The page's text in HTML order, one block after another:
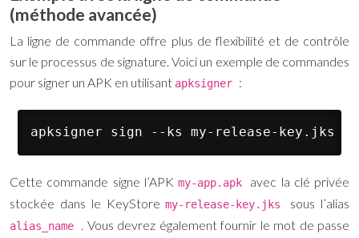
(méthode avancée)
La ligne de commande offre plus de flexibilité et de contrôle
sur le processus de signature. Voici un exemple de commandes
pour signer un APK en utilisant apksigner :
apksigner sign --ks my-release-key.jks --
Cette commande signe l’APK my-app.apk avec la clé privée
stockée dans le KeyStoremy-release-key.jks sous l’alias
alias_name . Vous devrez également fournir le mot de passe